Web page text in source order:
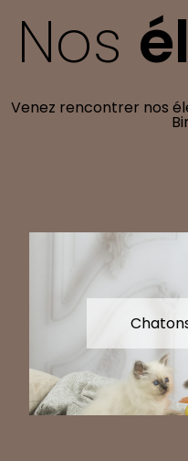
Nos
Venez rencontrer nos